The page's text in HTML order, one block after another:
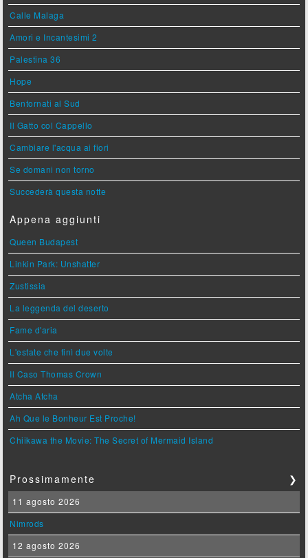
Calle Malaga
Amori e Incantesimi 2
Palestina 36
Hope
Bentornati al Sud
Il Gatto col Cappello
Cambiare l'acqua ai fiori
Se domani non torno
Succederà questa notte
Appena aggiunti
Queen Budapest
Linkin Park: Unshatter
Zustissia
La leggenda del deserto
Fame d'aria
L'estate che finì due volte
Il Caso Thomas Crown
Atcha Atcha
Ah Que le Bonheur Est Proche!
Chiikawa the Movie: The Secret of Mermaid Island
Prossimamente ❯
11 agosto 2026
Nimrods
12 agosto 2026